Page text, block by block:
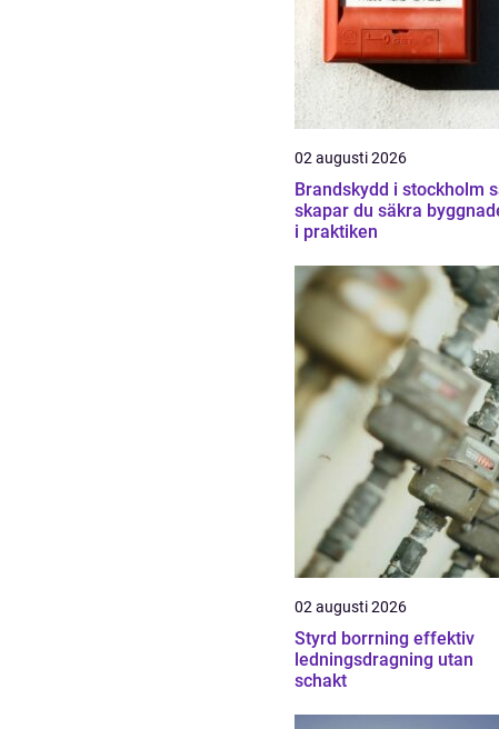
02 augusti 2026
Brandskydd i stockholm så
skapar du säkra
i praktiken
02 augusti 2026
Styrd borrning effektiv
ledningsdragning utan
schakt